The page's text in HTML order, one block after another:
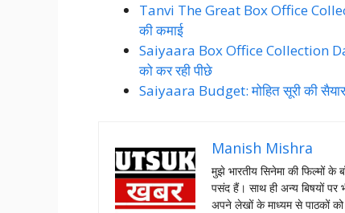
Tanvi The Great Box Office
की कमाई
Saiyaara Box Office Collection Day
को कर रही पीछे
Saiyaara Budget: मोहित सूरी की
Manish Mishra
मुझे भारतीय सिनेमा की फिल्मों के
पसंद हैं। साथ ही अन्य बिषयों पर
अपने लेखों के माध्यम से पाठकों को